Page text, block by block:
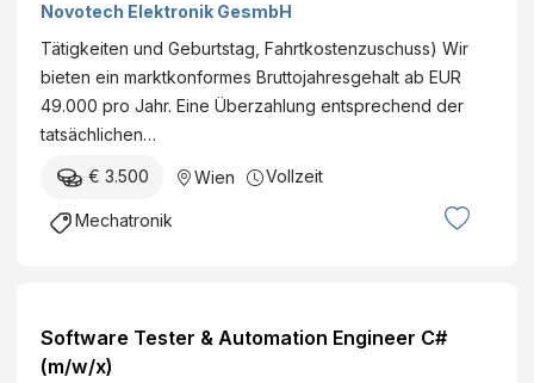
Novotech Elektronik GesmbH
Tätigkeiten und Geburtstag, Fahrtkostenzuschuss) Wir
bieten ein marktkonformes Bruttojahresgehalt ab EUR
49.000 pro Jahr. Eine Überzahlung entsprechend der
tatsächlichen…
€ 3.500 Wien Vollzeit
Mechatronik
Software Tester & Automation Engineer C#
(m/w/x)